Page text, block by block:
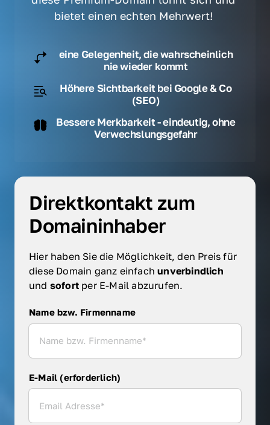
bietet einen echten Mehrwert!
eine Gelegenheit, die wahrscheinlich
nie wieder kommt
Höhere Sichtbarkeit bei Google & Co
(SEO)
Bessere Merkbarkeit - eindeutig, ohne
Verwechslungsgefahr
Direktkontakt zum
Domaininhaber
Hier haben Sie die Möglichkeit, den Preis für
diese Domain ganz einfach
und sofort per E-Mail abzurufen.
Name bzw. Firmenname
Name bzw. Firmenname
E-Mail (erforderlich)